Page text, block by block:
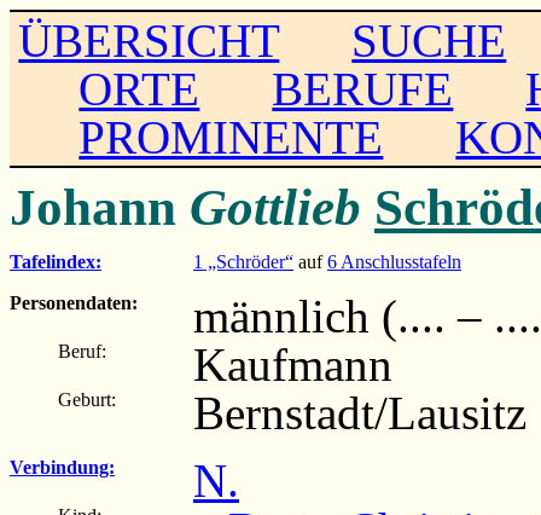
ÜBERSICHT
SUCHE
ORTE
BERUFE
PROMINENTE
Johann Gottlieb
Tafelindex: 1 „Schröder“ auf6 Anschlusstafeln
Personendaten:
männlich (.... –
Beruf: Kaufmann
Geburt: Bernstadt/Lausitz
Verbindung: N.